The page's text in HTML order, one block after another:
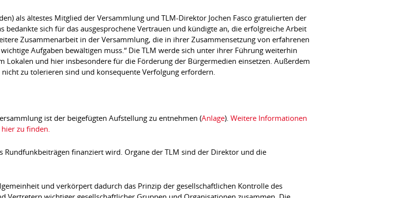
als ältestes Mitglied der Versammlung und TLM-Direktor Jochen Fasco gratulierten der
bedankte sich für das ausgesprochene Vertrauen und kündigte an, die erfolgreiche Arbeit
Zusammenarbeit in der Versammlung, die in ihrer Zusammensetzung von erfahrenen
Aufgaben bewältigen muss.“ Die TLM werde sich unter ihrer Führung weiterhin
Lokalen und hier insbesondere für die Förderung der Bürgermedien einsetzen. Außerdem
zu tolerieren sind und konsequente Verfolgung erfordern.
ist der beigefügten Aufstellung zu entnehmen (Anlage). Weitere Informationen
zu finden.
Rundfunkbeiträgen finanziert wird. Organe der TLM sind der Direktor und die
und verkörpert dadurch das Prinzip der gesellschaftlichen Kontrolle des